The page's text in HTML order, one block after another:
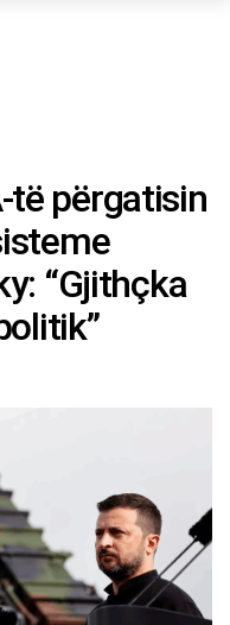
të përgatisin
“Gjithçka